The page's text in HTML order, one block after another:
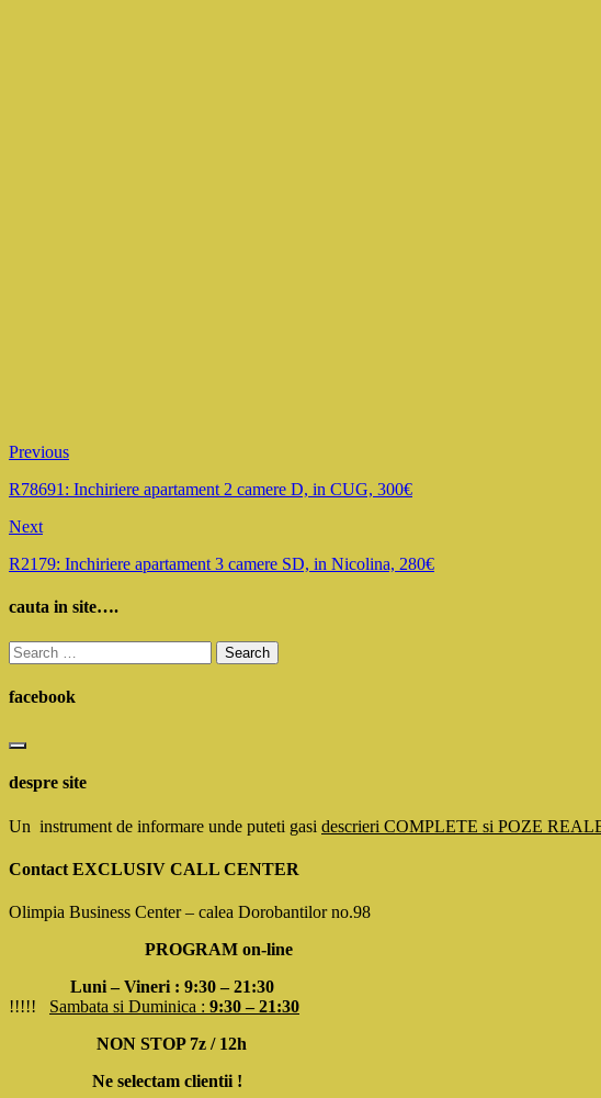
Previous
R78691: Inchiriere apartament 2 camere D, in CUG, 300€
Next
R2179: Inchiriere apartament 3 camere SD, in Nicolina, 280€
cauta in site….
Search
for:
facebook
despre site
Un instrument de informare unde puteti gasi descrieri COMPLETE si POZE
Contact EXCLUSIV CALL CENTER
Olimpia Business Center – calea Dorobantilor no.98
PROGRAM on-line
Luni – Vineri : 9:30 – 21:30
!!!!! Sambata si Duminica : 9:30 – 21:30
NON STOP 7z / 12h
Ne selectam clientii !